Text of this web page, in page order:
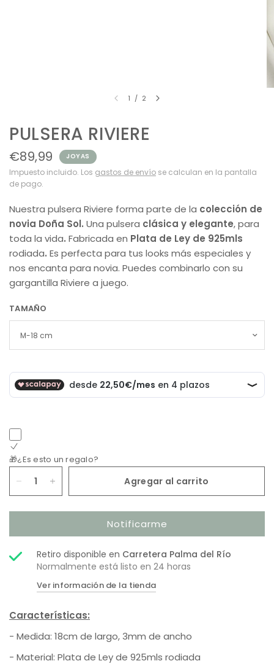
1 / 2
PULSERA RIVIERE
€89,99 JOYAS
Impuesto incluido. Los gastos de envío se calculan en la pantalla
de pago.
Nuestra pulsera Riviere forma parte de la colección de
novia Doña Sol.Una pulsera clásica y elegante, para
toda la vida.Fabricada en Plata de Ley de 925mls
rodiada.Es perfecta para tus looks más especiales y
nos encanta para novia. Puedes combinarlo con su
gargantilla Riviere a juego.
TAMAÑO
🎁¿Es esto un regalo?
Agregar al carrito
Notificarme
Retiro disponible en Carretera Palma del Río
Normalmente está listo en 24 horas
Ver información de la tienda
Características:
- Medida: 18cm de largo, 3mm de ancho
- Material: Plata de Ley de 925mls rodiada